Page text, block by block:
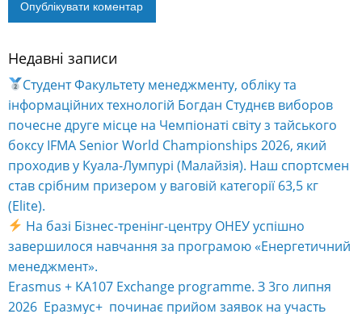
Alternative:
Недавні записи
Студент Факультету менеджменту, обліку та
інформаційних технологій Богдан Студнєв виборов
почесне друге місце на Чемпіонаті світу з тайського
боксу IFMA Senior World Championships 2026, який
проходив у Куала-Лумпурі (Малайзія). Наш спортсмен
став срібним призером у ваговій категорії 63,5 кг
(Elite).
На базі Бізнес-тренінг-центру ОНЕУ успішно
завершилося навчання за програмою «Енергетичний
менеджмент».
Erasmus + KA107 Exchange programme. З 3го липня
2026 Еразмус+ починає прийом заявок на участь